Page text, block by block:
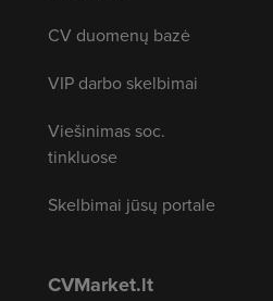
CV duomenų bazė
VIP darbo skelbimai
Viešinimas soc.
tinkluose
Skelbimai jūsų portale
CVMarket.lt